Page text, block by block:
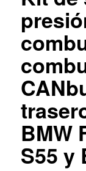
BMW
S55 y